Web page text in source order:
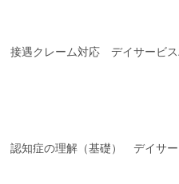
接遇クレーム対応 デイサービ
認知症の理解（基礎） デイサー